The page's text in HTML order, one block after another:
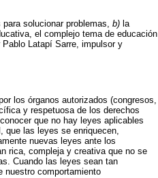
solucionar problemas, b) la
el complejo tema de educación
Latapí Sarre, impulsor y
los órganos autorizados (congresos,
y respetuosa de los derechos
que no hay leyes aplicables
que las leyes se enriquecen,
nuevas leyes ante los
rica, compleja y creativa que no se
Cuando las leyes sean tan
nuestro comportamiento